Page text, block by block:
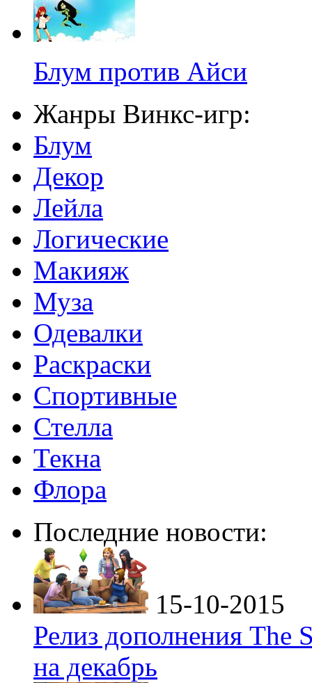
Блум против Айси
Жанры Винкс-игр:
Блум
Декор
Лейла
Логические
Макияж
Муза
Одевалки
Раскраски
Спортивные
Стелла
Текна
Флора
Последние новости:
15-10-2015
Релиз дополнения The
на декабрь